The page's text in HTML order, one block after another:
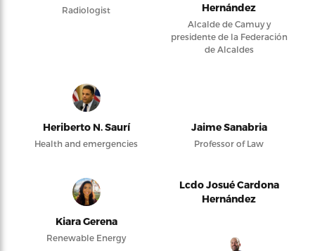
Radiologist
Hernández
Alcalde de Camuy y
presidente de la Federación
de Alcaldes
Heriberto N. Saurí
Health and emergencies
Jaime Sanabria
Professor of Law
Kiara Gerena
Renewable Energy
Lcdo Josué Cardona
Hernández